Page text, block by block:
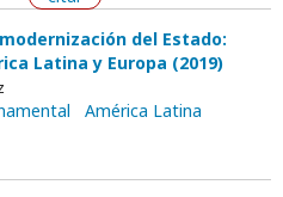
del Estado:
Latina y Europa (2019)
América Latina